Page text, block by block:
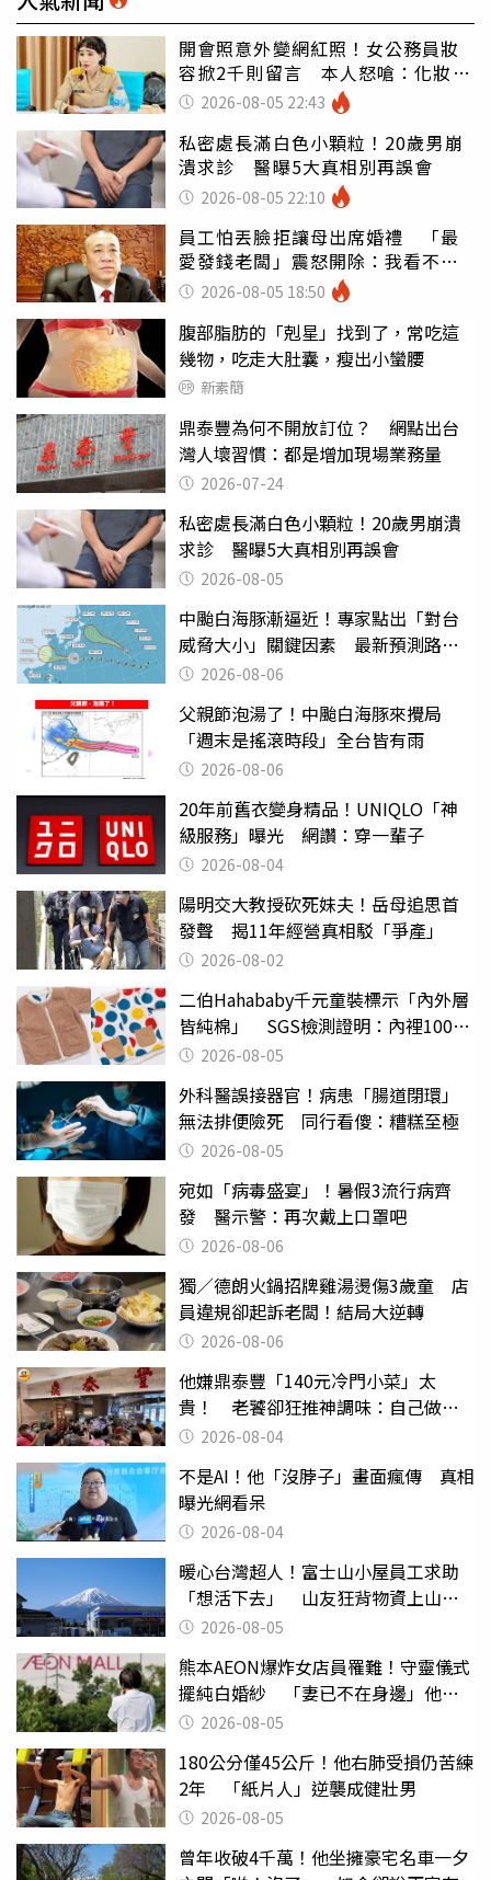
開會照意外變網紅照！女公務員妝
容掀2千則留言 本人怒嗆：化妝有
錯嗎2026-08-05 22:43
私密處長滿白色小顆粒！20歲男崩
潰求診 醫曝5大真相別再誤會
2026-08-05 22:10
員工怕丟臉拒讓母出席婚禮 「最
愛發錢老闆」震怒開除：我看不起
你 2026-08-05 18:50
腹部脂肪的「剋星」找到了，常吃這
幾物，吃走大肚囊，瘦出小蠻腰
新素簡
鼎泰豐為何不開放訂位？ 網點出台
灣人壞習慣：都是增加現場業務量
2026-07-24
私密處長滿白色小顆粒！20歲男崩潰
求診 醫曝5大真相別再誤會
2026-08-05
中颱白海豚漸逼近！專家點出「對台
威脅大小」關鍵因素 最新預測路徑
曝 2026-08-06
父親節泡湯了！中颱白海豚來攪局
「週末是搖滾時段」全台皆有雨
2026-08-06
20年前舊衣變身精品！UNIQLO「神
級服務」曝光 網讚：穿一輩子
2026-08-04
陽明交大教授砍死妹夫！岳母追思首
發聲 揭11年經營真相駁「爭產」
2026-08-02
二伯Hahababy千元童裝標示「內外層
皆純棉」 SGS檢測證明：內裡100%
聚酯纖維
2026-08-05
外科醫誤接器官！病患「腸道閉環」
無法排便險死 同行看傻：糟糕至極
2026-08-05
宛如「病毒盛宴」！暑假3流行病齊
發 醫示警：再次戴上口罩吧
2026-08-06
獨／德朗火鍋招牌雞湯燙傷3歲童 店
員違規卻起訴老闆！結局大逆轉
2026-08-06
他嫌鼎泰豐「140元冷門小菜」太
貴！ 老饕卻狂推神調味：自己做不
出來2026-08-04
不是AI！他「沒脖子」畫面瘋傳 真相
曝光網看呆
2026-08-04
暖心台灣超人！富士山小屋員工求助
「想活下去」 山友狂背物資上山：
台灣真的是寶島
2026-08-05
熊本AEON爆炸女店員罹難！守靈儀式
擺純白婚紗 「妻已不在身邊」他淚
喊：無法想像
2026-08-05
180公分僅45公斤！他右肺受損仍苦練
2年 「紙片人」逆襲成健壯男
2026-08-05
曾年收破4千萬！他坐擁豪宅名車一夕